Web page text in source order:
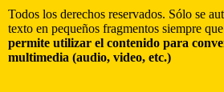
Todos los derechos reservados. Sólo se
texto en pequeños fragmentos siempre
permite utilizar el contenido para
multimedia (audio, video, etc.)